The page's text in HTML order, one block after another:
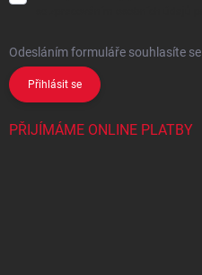
Odesláním formuláře souhlasíte se
Přihlásit se
PŘIJÍMÁME ONLINE PLATBY